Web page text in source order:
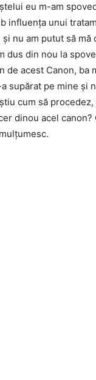
eu m-am
influența unui
nu am putut să
dus din nou la
de acest Canon, ba
supărat pe mine și
cum să
dinou acel